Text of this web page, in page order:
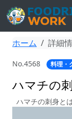
ホーム 詳細
No.4568 料理・
ハマチの
ハマチの刺身と